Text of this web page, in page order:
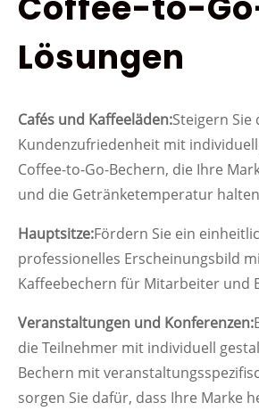
Lösungen
Cafés und Kaffeeläden:Steigern Sie
Kundenzufriedenheit mit
Coffee-to-Go-Bechern, die Ihre
und die Getränketemperatur
Hauptsitze:Fördern Sie ein
professionelles Erscheinungsbild
Kaffeebechern für Mitarbeiter und
Veranstaltungen und Konferenzen:
die Teilnehmer mit individuell
Bechern mit
sorgen Sie dafür, dass Ihre Marke